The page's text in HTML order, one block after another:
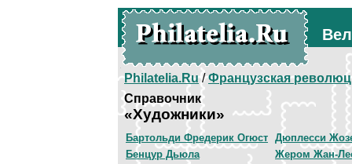
Philatelia.Ru/Французская
Справочник
«Художники»
Бартольди Фредерик Огюст
Бенцур Дьюла
Дюплесси
Жером Жан-